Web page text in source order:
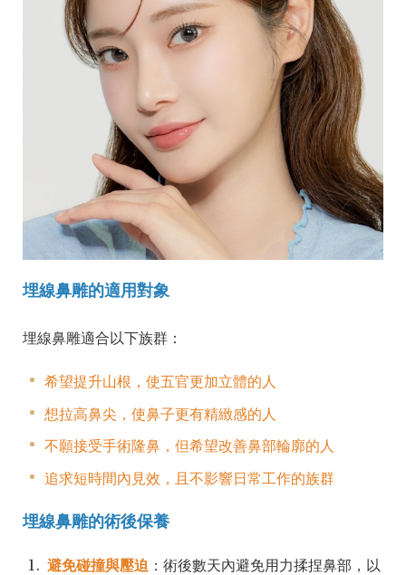
埋線鼻雕的適用對象
埋線鼻雕適合以下族群：
希望提升山根，使五官更加立體的人
想拉高鼻尖，使鼻子更有精緻感的人
不願接受手術隆鼻，但希望改善鼻部輪廓的人
追求短時間內見效，且不影響日常工作的族群
埋線鼻雕的術後保養
避免碰撞與壓迫 ：術後數天內避免用力揉捏鼻部，以